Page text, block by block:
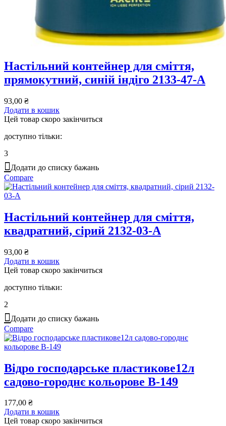
Настільний контейнер для сміття,
прямокутний, синій індіго 2133-47-A
93,00 ₴
Додати в кошик
Цей товар скоро закінчиться
доступно тільки:
3
Додати до списку бажань
Compare
Настільний контейнер для сміття,
квадратний, сірий 2132-03-A
93,00 ₴
Додати в кошик
Цей товар скоро закінчиться
доступно тільки:
2
Додати до списку бажань
Compare
Відро господарське пластикове12л
садово-городнє кольорове В-149
177,00 ₴
Додати в кошик
Цей товар скоро закінчиться